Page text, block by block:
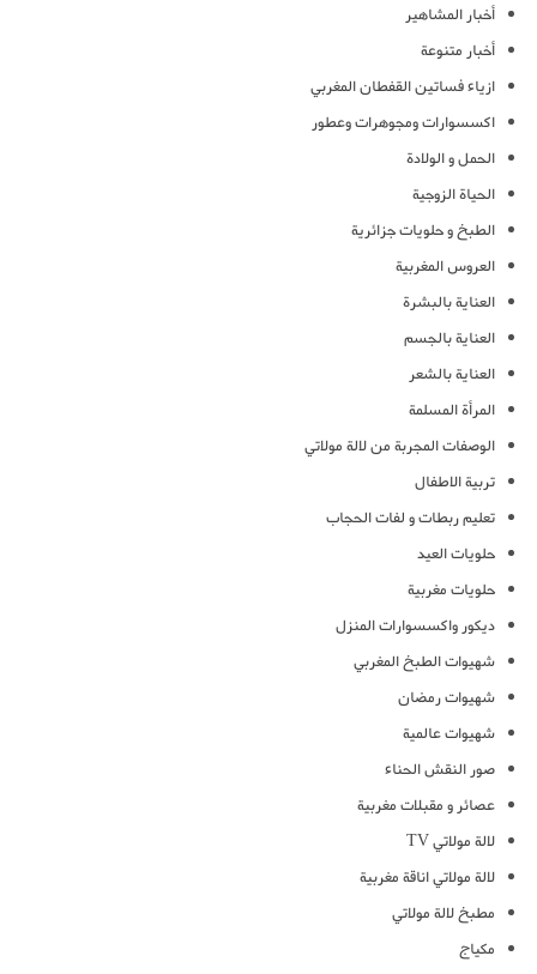
أخبار المشاهير
أخبار متنوعة
ازياء فساتين القفطان المغربي
اكسسوارات ومجوهرات وعطور
الحمل و الولادة
الحياة الزوجية
الطبخ و حلويات جزائرية
العروس المغربية
العناية بالبشرة
العناية بالجسم
العناية بالشعر
المرأة المسلمة
الوصفات المجربة من لالة مولاتي
تربية الاطفال
تعليم ربطات و لفات الحجاب
حلويات العيد
حلويات مغربية
ديكور واكسسوارات المنزل
شهيوات الطبخ المغربي
شهيوات رمضان
شهيوات عالمية
صور النقش الحناء
عصائر و مقبلات مغربية
لالة مولاتي TV
لالة مولاتي اناقة مغربية
مطبخ لالة مولاتي
مكياج